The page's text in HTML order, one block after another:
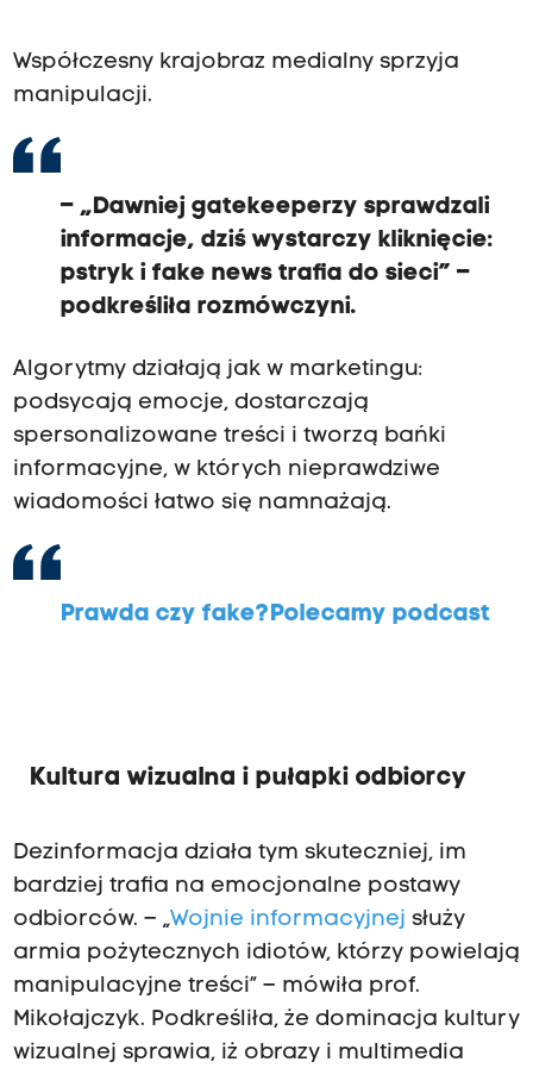
Współczesny krajobraz medialny sprzyja
manipulacji.
– „Dawniej gatekeeperzy sprawdzali
informacje, dziś wystarczy kliknięcie:
pstryk i fake news trafia do sieci” –
podkreśliła rozmówczyni.
Algorytmy działają jak w marketingu:
podsycają emocje, dostarczają
spersonalizowane treści i tworzą bańki
informacyjne, w których nieprawdziwe
wiadomości łatwo się namnażają.
Prawda czy fake? Polecamy podcast
Kultura wizualna i pułapki odbiorcy
Dezinformacja działa tym skuteczniej, im
bardziej trafia na emocjonalne postawy
odbiorców. – „Wojnie informacyjnej służy
armia pożytecznych idiotów, którzy powielają
manipulacyjne treści” – mówiła prof.
Mikołajczyk. Podkreśliła, że dominacja kultury
wizualnej sprawia, iż obrazy i multimedia